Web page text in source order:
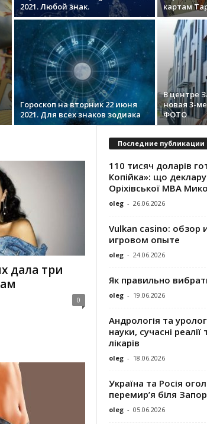
2021. Любой знак.
картам
Гороскоп на вторник 22 июня
2021. Для всех знаков зодиака
В центре
новая 3-
ФОТО
дала три
0
Последние публикации
110 тисяч доларів
Копійка»: що
Оріхівської МВА
oleg - 26.06.2026
Vulkan casino: обзор
игровом опыте
oleg - 24.06.2026
Як правильно
oleg - 19.06.2026
Андрологія та
науки, сучасні
лікарів
oleg - 18.06.2026
Україна та Росія
перемир’я біля
oleg - 05.06.2026